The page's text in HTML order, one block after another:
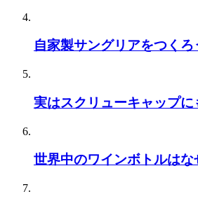
自家製サングリアをつく
実はスクリューキャップ
世界中のワインボトルは